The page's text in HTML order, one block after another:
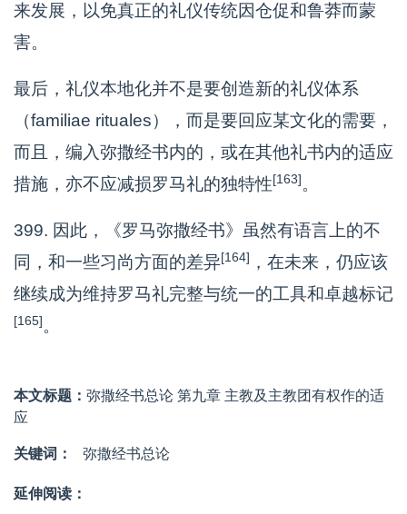
来发展，以免真正的礼仪传统因仓促和鲁莽而蒙
害。
最后，礼仪本地化并不是要创造新的礼仪体系
（familiae rituales），而是要回应某文化的需要，
而且，编入弥撒经书内的，或在其他礼书内的适应
措施，亦不应减损罗马礼的独特性[163]。
399. 因此，《罗马弥撒经书》虽然有语言上的不
同，和一些习尚方面的差异[164] ，在未来，仍应该
继续成为维持罗马礼完整与统一的工具和卓越标记
[165]。
本文标题： 弥撒经书总论 第九章 主教及主教团有权作的适
应
关键词： 弥撒经书总论
延伸阅读：